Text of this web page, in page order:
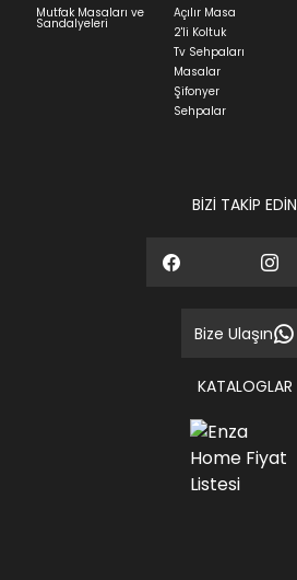
Mutfak Masaları ve
Sandalyeleri
Açılır Masa
2'li Koltuk
Tv Sehpaları
Masalar
Şifonyer
Sehpalar
BİZİ TAKİP EDİN
Bize Ulaşın
KATALOGLAR